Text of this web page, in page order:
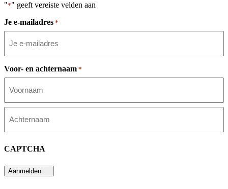
"*" geeft vereiste velden aan
Je e-mailadres *
Voor- en achternaam *
Voornaam
CAPTCHA
Aanmelden